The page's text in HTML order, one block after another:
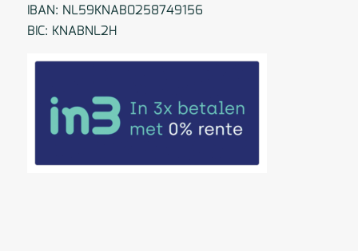
IBAN: NL59KNAB0258749156
BIC: KNABNL2H